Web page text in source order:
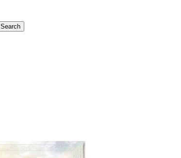
Search